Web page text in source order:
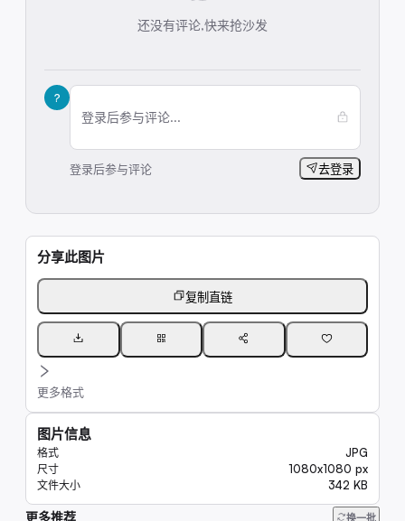
还没有评论,快来抢沙发
?
登录后参与评论...
登录后参与评论 去登录
分享此图片
复制直链
更多格式
图片信息
格式 JPG
尺寸 1080x1080 px
文件大小 342 KB
更多推荐 换一批
10K